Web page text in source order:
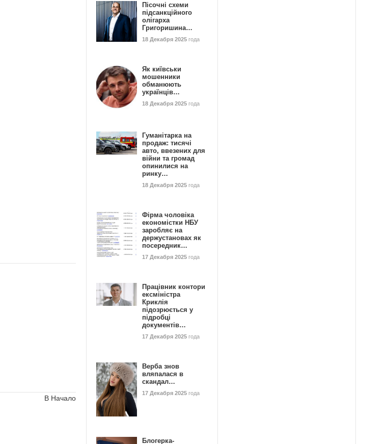
В Начало
Пісочні схеми
підсанкційного
олігарха
Григоришина…
18 Декабря 2025 года
Як київськи
мошенники
обманюють
українців…
18 Декабря 2025 года
Гуманітарка на
продаж: тисячі
авто, ввезених для
війни та громад
опинилися на
ринку…
18 Декабря 2025 года
Фірма чоловіка
економістки НБУ
заробляє на
держустановах як
посередник…
17 Декабря 2025 года
Працівник контори
ексміністра
Криклія
підозрюється у
підробці
документів…
17 Декабря 2025 года
Верба знов
вляпалася в
скандал…
17 Декабря 2025 года
Блогерка-